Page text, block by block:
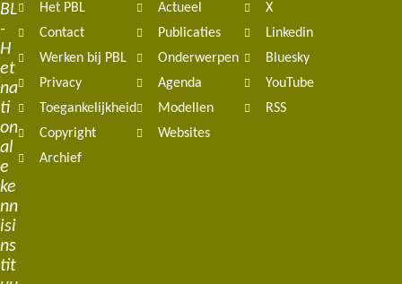
BL
-
H
et
na
ti
on
al
e
ke
nn
isi
ns
tit
navigation
Het PBL
Contact
Werken bij PBL
Privacy
Toegankelijkheid
Copyright
Archief
Actueel
Publicaties
Onderwerpen
Agenda
Modellen
Websites
X
Linkedin
Bluesky
YouTube
RSS